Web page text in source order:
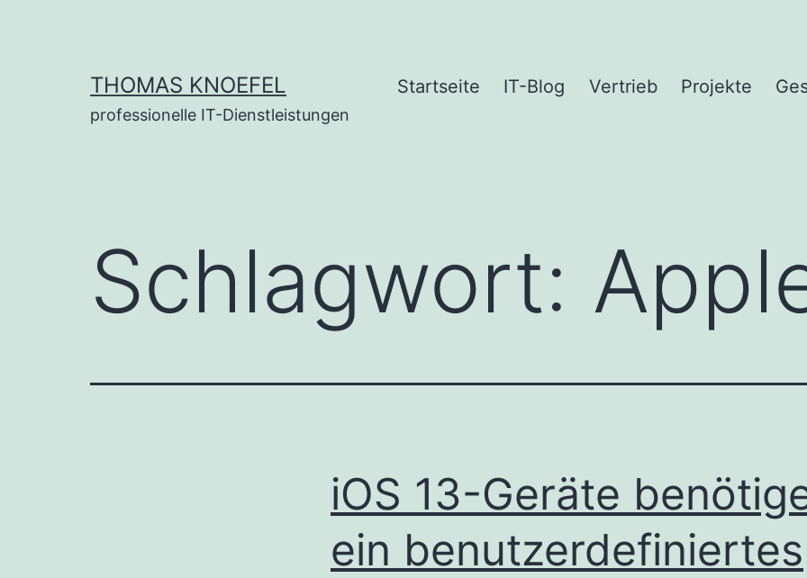
THOMAS KNOEFEL
professionelle IT-Dienstleistungen
Startseite IT-Blog Vertrieb Projekte
Schlagwort:
iOS 13-Geräte
ein benutzerdefiniertes